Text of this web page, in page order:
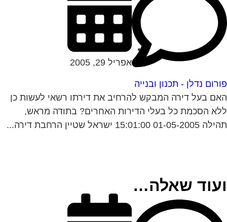
נדלן - תכנון ובנייה
אפריל 29, 2005
בעל דירה המבקש להרחיב את דירתו רשאי לעשות כן
הסכמת כל בעלי הדירות האחרים? בתודה מראש,
15:01:00 ישראל שטיין הרחבת דירה...
שאלה…